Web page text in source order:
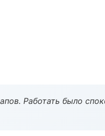
Работать было